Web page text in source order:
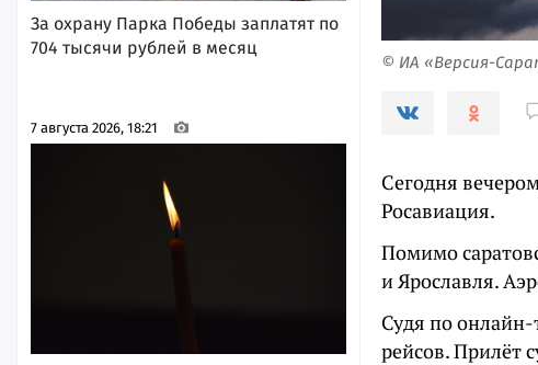
За охрану Парка Победы заплатят по
704 тысячи рублей в месяц
7 августа 2026, 18:21
© ИА «Версия-
Сегодня
Росавиация.
Помимо
и Ярославля.
Судя по онлайн-
рейсов. Прилёт